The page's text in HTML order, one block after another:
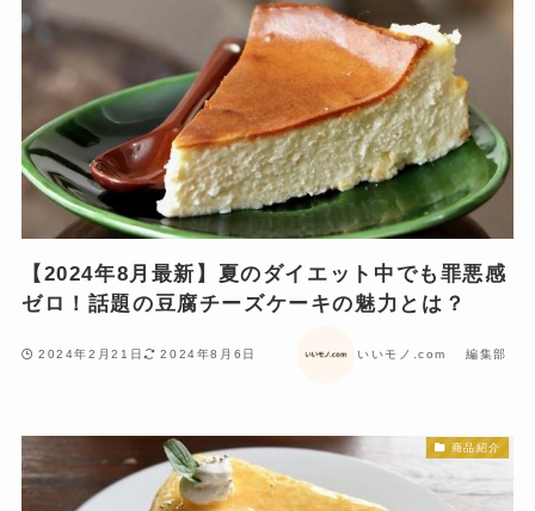
【2024年8月最新】夏のダイエット中でも罪悪感
ゼロ！話題の豆腐チーズケーキの魅力とは？
2024年2月21日 2024年8月6日 いいモノ.com 編集部
商品紹介